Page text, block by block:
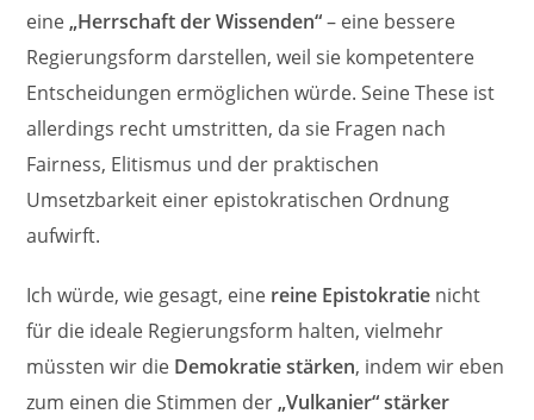
eine„Herrschaft der Wissenden“– eine bessere
Regierungsform darstellen, weil sie kompetentere
Entscheidungen ermöglichen würde. Seine These ist
allerdings recht umstritten, da sie Fragen nach
Fairness, Elitismus und der praktischen
Umsetzbarkeit einer epistokratischen Ordnung
aufwirft.
Ich würde, wie gesagt, eine reine Epistokratie nicht
für die ideale Regierungsform halten, vielmehr
müssten wir die Demokratie stärken, indem wir eben
zum einen die Stimmen der„Vulkanier“ stärker